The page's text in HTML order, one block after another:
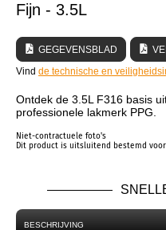
Fijn - 3.5L
GEGEVENSBLAD
Vind de technische en
Ontdek de 3.5L F316 basis
professionele lakmerk PPG.
Niet-contractuele foto's
Dit product is uitsluitend bestemd voor
BESCHRIJVING